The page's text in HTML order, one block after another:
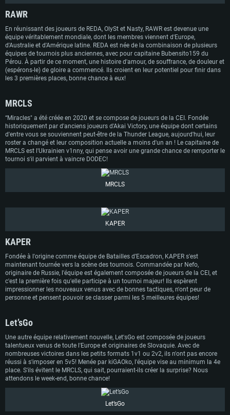
CONFIGURATION SYSTÈME REQUISE
Pour PC
Pour MAC
Minimum
OS: Windows 10 (64 bit)
Processeur: Dual-Core 2.2 GHz
Mémoire: 4 GB
Carte graphique supportant DirectX 11: AMD Radeon 77XX / NVIDIA
GeForce GTX 660. La résolution minimale supportée par le jeu est de 720p
Connection: Connexion Internet à haut débit
Minimum
OS: Mac OS Big Sur 11.0 ou plus récent
Processeur: Core i5, minimum 2.2GHz (Les processeurs Intel Xeon ne sont
pas supportés)
Mémoire: 6 GB
Carte graphique: Intel Iris Pro 5200 (Mac), ou analogue AMD/Nvidia. La
résolution minimale supportée par le jeu est de 720p.
Connection: Connexion Internet à haut débit
Minimum
OS: Les configurations Linux 64 bits les plus modernes
Processeur: Dual-Core 2.4 GHz
Mémoire: 4 GB
Carte graphique: NVIDIA 660 avec les derniers drivers (moins de 6 mois) /
de même pour AMD (La résolution minimale supportée par le jeu est de
Connection: Connexion Internet à haut débit
RAWR
En réunissant des joueurs de REDA, OlySt et Nasty, RAWR est devenue une
équipe véritablement mondiale, dont les membres viennent d'Europe,
d'Australie et d'Amérique latine. REDA est née de la combinaison de plusieurs
équipes de tournois plus anciennes, avec pour capitaine Bubensito159 du
Pérou. À partir de ce moment, une histoire d'amour, de souffrance, de douleur et
(espérons-le) de gloire a commencé. Ils croient en leur potentiel pour finir dans
les 3 premières places, bonne chance à eux!
MRCLS
“Miracles" a été créée en 2020 et se compose de joueurs de la CEI. Fondée
historiquement par d'anciens joueurs d'Akai Victory, une équipe dont certains
d'entre vous se souviennent peut-être de la Thunder League, aujourd'hui, leur
roster a changé et leur composition actuelle a moins d'un an ! Le capitaine de
MRCLS est l'Ukrainien v1nny, qui pense avoir une grande chance de remporter le
tournoi s'il parvient à vaincre DODEC!
MRCLS
KAPER
KAPER
Fondée à l'origine comme équipe de Batailles d’Escadron, KAPER s'est
maintenant tournée vers la scène des tournois. Commandée par Nefo,
originaire de Russie, l'équipe est également composée de joueurs de la CEI, et
c'est la première fois qu'elle participe à un tournoi majeur! Ils espèrent
impressionner les nouveaux venus avec de bonnes tactiques, n'ont peur de
personne et pensent pouvoir se classer parmi les 5 meilleures équipes!
Let’sGo
Une autre équipe relativement nouvelle, Let'sGo est composée de joueurs
talentueux venus de toute l'Europe et originaires de Slovaquie. Avec de
nombreuses victoires dans les petits formats 1v1 ou 2v2, ils n'ont pas encore
réussi à s'imposer en 5v5! Menée par kiGAOko, l'équipe vise au minimum la 4e
place. S'ils évitent le MRCLS, qui sait, pourraient-ils créer la surprise? Nous
attendons le week-end, bonne chance!
Let’sGo